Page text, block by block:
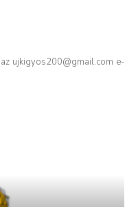
ujkigyos200@gmail.com e-